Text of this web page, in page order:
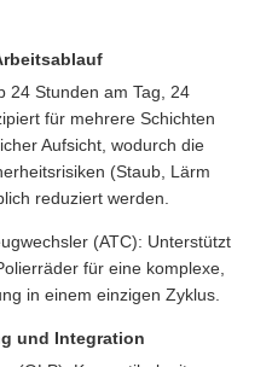
24 Stunden am Tag, 24
für mehrere Schichten
Aufsicht, wodurch die
(Staub, Lärm
reduziert werden.
(ATC): Unterstützt
für eine komplexe,
in einem einzigen Zyklus.
und Integration